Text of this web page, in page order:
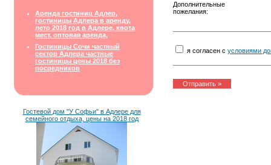
Аренда гостиниц Адлер,
гостиницы Адлера в аренду,
лето 2018 год в Адлере, квота
мест, оптовая аренда,
Гостиницы Сочи частный
сектор Адлера частные
гостиницы цены 2018 без
посредников
Гостевой дом "У Софьи" в Адлере для
семейного отдыха, цены на 2018 год
Дополнительные
пожелания:
я согласен с условиями